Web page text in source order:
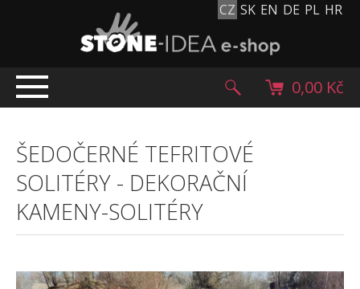
CZ SK EN DE PL HR
TOP NABÍDKA
PRODUKTY
Mlatové povrchy
Dlažební kostky
Lávové kameny
0,00 Kč
ŠEDOČERNÉ TEFRITOVÉ
SOLITÉRY - DEKORAČNÍ
KAMENY-SOLITÉRY